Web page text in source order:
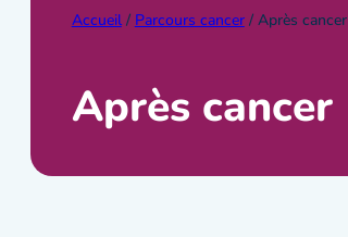
Accueil/ Parcours cancer/ Après cancer
Après cancer